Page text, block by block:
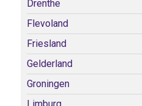
Drenthe
Flevoland
Friesland
Gelderland
Groningen